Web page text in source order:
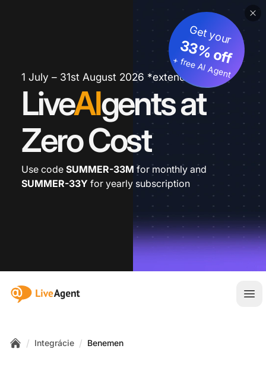
1 July – 31st August 2026 *extended
LiveAIgents at
Zero Cost
Get your
33% off
+ free AI Agent
Use code SUMMER-33M for monthly and
SUMMER-33Y for yearly subscription
:site.title
/ Integrácie / Benemen